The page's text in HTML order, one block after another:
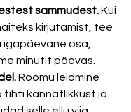
sammudest. Kui
kirjutamist, tee
igapäevane osa,
minutit päevas.
Rõõmu leidmine
tihti kannatlikkust ja